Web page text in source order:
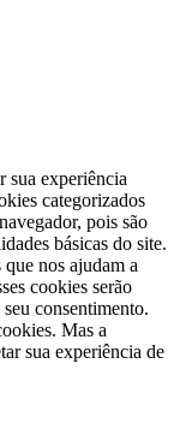
sua experiência
categorizados
pois são
básicas do site.
nos ajudam a
cookies serão
consentimento.
Mas a
sua experiência de